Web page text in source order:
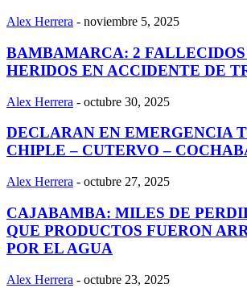
Alex Herrera - noviembre 5, 2025
BAMBAMARCA: 2 FALLECIDOS
HERIDOS EN ACCIDENTE DE
Alex Herrera - octubre 30, 2025
DECLARAN EN EMERGENCIA
CHIPLE – CUTERVO –
Alex Herrera - octubre 27, 2025
CAJABAMBA: MILES DE
QUE PRODUCTOS FUERON
POR EL AGUA
Alex Herrera - octubre 23, 2025